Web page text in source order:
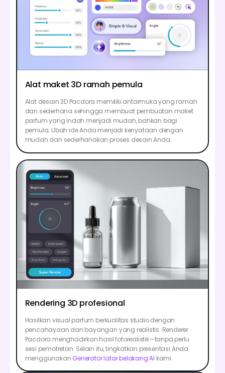
Alat maket 3D ramah pemula
Alat desain 3D Pacdora memiliki antarmuka yang ramah
dan sederhana sehingga membuat pembuatan maket
parfum yang indah menjadi mudah, bahkan bagi
pemula. Ubah ide Anda menjadi kenyataan dengan
mudah dan sederhanakan proses desain Anda.
Rendering 3D profesional
Hasilkan visual parfum berkualitas studio dengan
pencahayaan dan bayangan yang realistis. Renderer
Pacdora menghadirkan hasil fotorealistik—tanpa perlu
sesi pemotretan. Selain itu, tingkatkan presentasi Anda
menggunakan Generator latar belakang AI kami.